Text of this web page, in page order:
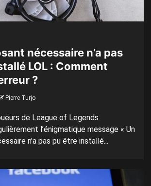
nécessaire n’a pas
LOL : Comment
?
Pierre Turjo
de League of Legends
l’énigmatique message « Un
n'a pas pu être installé...